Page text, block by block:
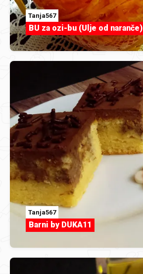
Tanja567
BU za ozi-bu (Ulje od naranče)
Tanja567
Barni by DUKA11